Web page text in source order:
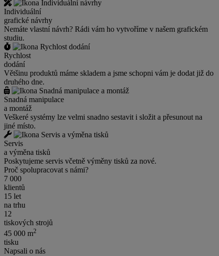
Individuální
grafické návrhy
Nemáte vlastní návrh? Rádi vám ho vytvoříme v našem grafickém
studiu.
Rychlost
dodání
Většinu produktů máme skladem a jsme schopni vám je dodat již do
druhého dne.
Snadná manipulace
a montáž
Veškeré systémy lze velmi snadno sestavit i složit a přesunout na
jiné místo.
Servis
a výměna tisků
Poskytujeme servis včetně výměny tisků za nové.
Proč spolupracovat s námi?
7 000
klientů
15 let
na trhu
12
tiskových strojů
45 000 m2
tisku
Napsali o nás